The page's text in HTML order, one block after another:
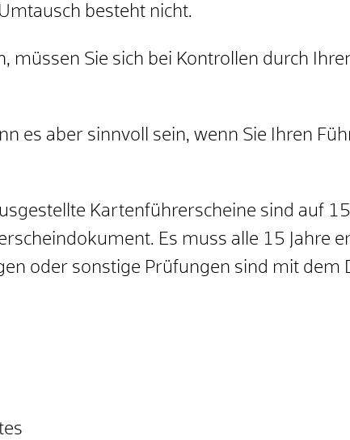
besteht nicht.
müssen Sie sich bei Kontrollen durch
es aber sinnvoll sein, wenn Sie Ihren
Kartenführerscheine sind auf
Es muss alle 15 Jahre
oder sonstige Prüfungen sind mit dem